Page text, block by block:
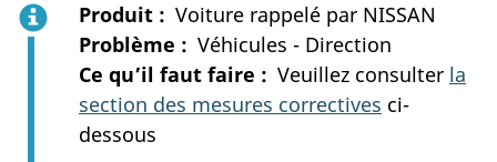
Produit
Voiture rappelé par NISSAN
Problème
Véhicules - Direction
Ce qu’il faut faire
Veuillez consulter la
section des mesures correctives ci-
dessous